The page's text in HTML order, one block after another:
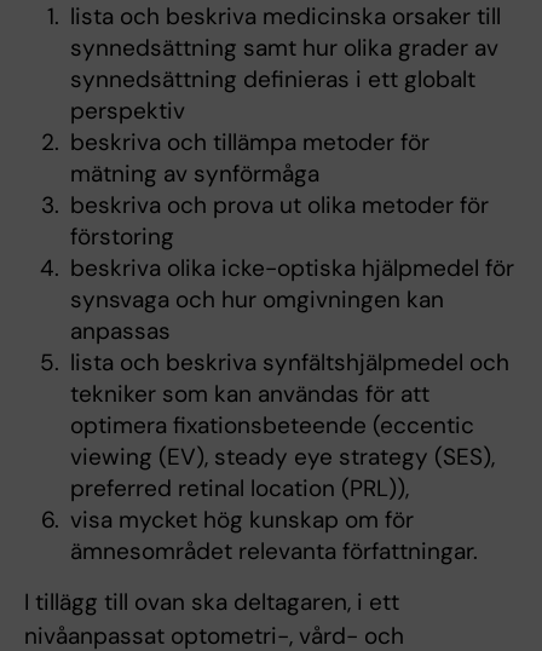
lista och beskriva medicinska orsaker till
synnedsättning samt hur olika grader av
synnedsättning definieras i ett globalt
perspektiv
beskriva och tillämpa metoder för
mätning av synförmåga
beskriva och prova ut olika metoder för
förstoring
beskriva olika icke-optiska hjälpmedel för
synsvaga och hur omgivningen kan
anpassas
lista och beskriva synfältshjälpmedel och
tekniker som kan användas för att
optimera fixationsbeteende (eccentic
viewing (EV), steady eye strategy (SES),
preferred retinal location (PRL)),
visa mycket hög kunskap om för
ämnesområdet relevanta författningar.
I tillägg till ovan ska deltagaren, i ett
nivåanpassat optometri-, vård- och